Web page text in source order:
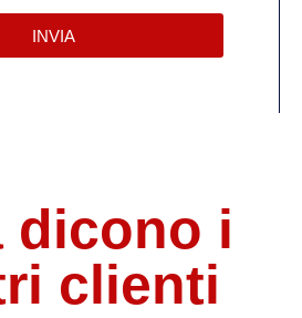
INVIA
dicono i
clienti